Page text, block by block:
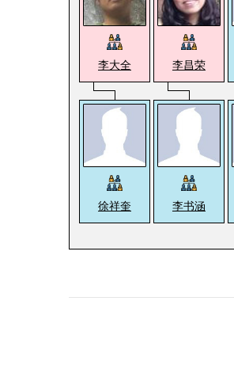
李大全
徐祥奎
李昌荣
李书涵